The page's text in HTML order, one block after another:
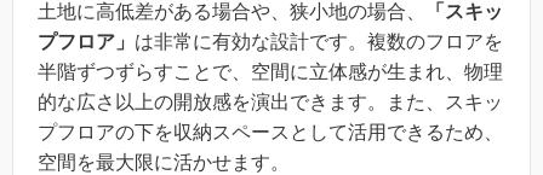
土地に高低差がある場合や、狭小地の場合、
「スキッ
プフロア」 は非常に有効な設計です。複数のフロアを
半階ずつずらすことで、空間に立体感が生まれ、物理
的な広さ以上の開放感を演出できます。また、スキッ
プフロアの下を収納スペースとして活用できるため、
空間を最大限に活かせます。